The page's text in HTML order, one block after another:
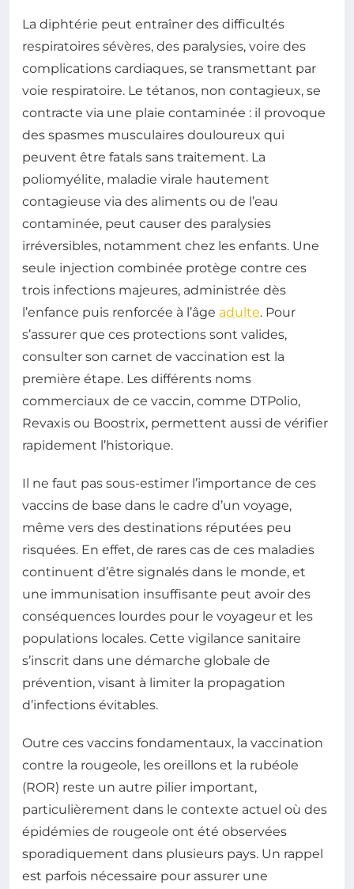
La diphtérie peut entraîner des difficultés
respiratoires sévères, des paralysies, voire des
complications cardiaques, se transmettant par
voie respiratoire. Le tétanos, non contagieux, se
contracte via une plaie contaminée : il provoque
des spasmes musculaires douloureux qui
peuvent être fatals sans traitement. La
poliomyélite, maladie virale hautement
contagieuse via des aliments ou de l’eau
contaminée, peut causer des paralysies
irréversibles, notamment chez les enfants. Une
seule injection combinée protège contre ces
trois infections majeures, administrée dès
l’enfance puis renforcée à l’âge adulte. Pour
s’assurer que ces protections sont valides,
consulter son carnet de vaccination est la
première étape. Les différents noms
commerciaux de ce vaccin, comme DTPolio,
Revaxis ou Boostrix, permettent aussi de vérifier
rapidement l’historique.
Il ne faut pas sous-estimer l’importance de ces
vaccins de base dans le cadre d’un voyage,
même vers des destinations réputées peu
risquées. En effet, de rares cas de ces maladies
continuent d’être signalés dans le monde, et
une immunisation insuffisante peut avoir des
conséquences lourdes pour le voyageur et les
populations locales. Cette vigilance sanitaire
s’inscrit dans une démarche globale de
prévention, visant à limiter la propagation
d’infections évitables.
Outre ces vaccins fondamentaux, la vaccination
contre la rougeole, les oreillons et la rubéole
(ROR) reste un autre pilier important,
particulièrement dans le contexte actuel où des
épidémies de rougeole ont été observées
sporadiquement dans plusieurs pays. Un rappel
est parfois nécessaire pour assurer une